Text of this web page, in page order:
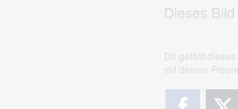
Dieses
Dir gefällt
mit deinen